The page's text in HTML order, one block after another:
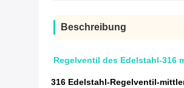
Beschreibung
Regelventil des Edelstahl-316
316 Edelstahl-Regelventil-